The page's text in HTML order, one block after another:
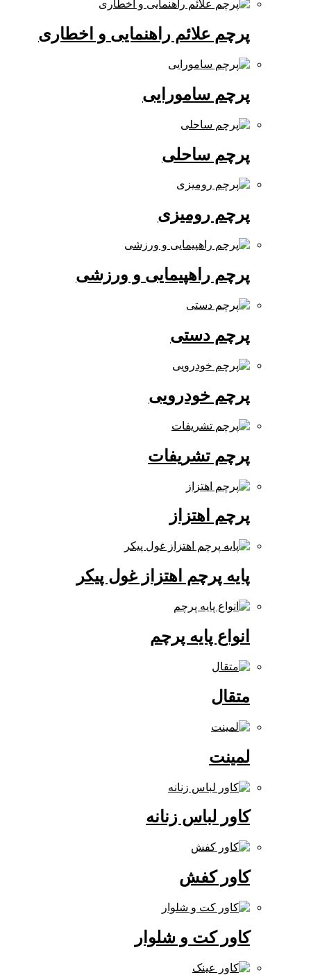
پرچم علائم راهنمایی و اخطاری
پرچم سامورایی
پرچم ساحلی
پرچم رومیزی
پرچم راهپیمایی و ورزشی
پرچم دستی
پرچم خودرویی
پرچم تشریفات
پرچم اهتزاز
پایه پرچم اهتزاز غول پیکر
انواع پایه پرچم
کاور لباس زنانه
کاور کفش
کاور کت و شلوار